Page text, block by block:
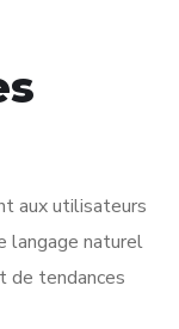
aux utilisateurs
langage naturel
de tendances